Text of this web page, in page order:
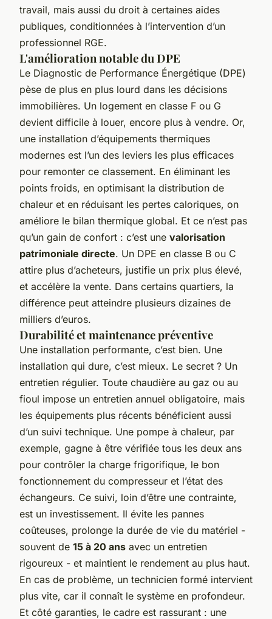
travail, mais aussi du droit à certaines aides
publiques, conditionnées à l’intervention d’un
professionnel RGE.
L'amélioration notable du DPE
Le Diagnostic de Performance Énergétique (DPE)
pèse de plus en plus lourd dans les décisions
immobilières. Un logement en classe F ou G
devient difficile à louer, encore plus à vendre. Or,
une installation d’équipements thermiques
modernes est l’un des leviers les plus efficaces
pour remonter ce classement. En éliminant les
points froids, en optimisant la distribution de
chaleur et en réduisant les pertes caloriques, on
améliore le bilan thermique global. Et ce n’est pas
qu’un gain de confort : c’est une valorisation
patrimoniale directe. Un DPE en classe B ou C
attire plus d’acheteurs, justifie un prix plus élevé,
et accélère la vente. Dans certains quartiers, la
différence peut atteindre plusieurs dizaines de
milliers d’euros.
Durabilité et maintenance préventive
Une installation performante, c’est bien. Une
installation qui dure, c’est mieux. Le secret ? Un
entretien régulier. Toute chaudière au gaz ou au
fioul impose un entretien annuel obligatoire, mais
les équipements plus récents bénéficient aussi
d’un suivi technique. Une pompe à chaleur, par
exemple, gagne à être vérifiée tous les deux ans
pour contrôler la charge frigorifique, le bon
fonctionnement du compresseur et l’état des
échangeurs. Ce suivi, loin d’être une contrainte,
est un investissement. Il évite les pannes
coûteuses, prolonge la durée de vie du matériel -
souvent de 15 à 20 ans avec un entretien
rigoureux - et maintient le rendement au plus haut.
En cas de problème, un technicien formé intervient
plus vite, car il connaît le système en profondeur.
Et côté garanties, le cadre est rassurant : une